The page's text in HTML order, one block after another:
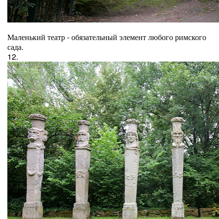
Маленький театр - обязательный элемент любого римского
сада.
12.